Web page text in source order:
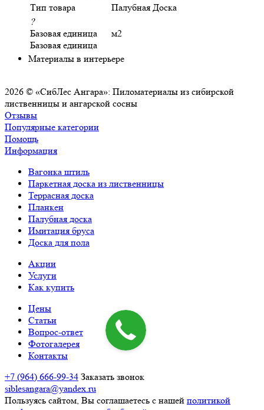
Тип товара
Палубная Доска
?
Базовая единица
Базовая единица
м2
Материалы в интерьере
2026 © «СибЛес Ангара»: Пиломатериалы из сибирской
лиственницы и ангарской сосны
Отзывы
Популярные категории
Помощь
Информация
Вагонка штиль
Паркетная доска из лиственницы
Террасная доска
Планкен
Палубная доска
Имитация бруса
Доска для пола
Акции
Услуги
Как купить
Цены
Статьи
Вопрос-ответ
Фотогалерея
Контакты
+7 (964) 666-99-34 Заказать звонок
siblesangara@yandex.ru
Пользуясь сайтом, Вы соглашаетесь с нашей политикой